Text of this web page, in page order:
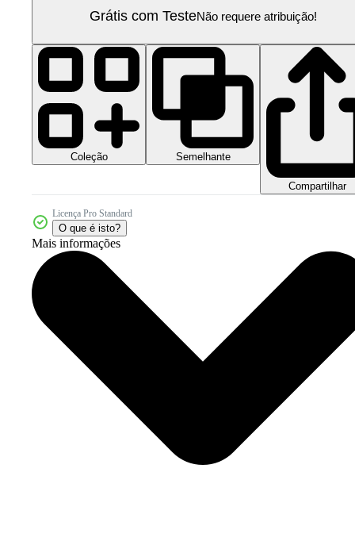
Grátis com TesteNão requere atribuição!
Coleção Semelhante
Compartilhar
Licença Pro Standard
O que é isto?
Mais informações